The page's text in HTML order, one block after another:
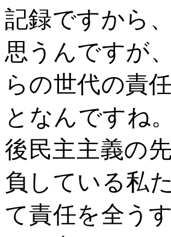
記録ですから
思うんですが
らの世代の責
となんですね
後民主主義の
負している私
て責任を全う